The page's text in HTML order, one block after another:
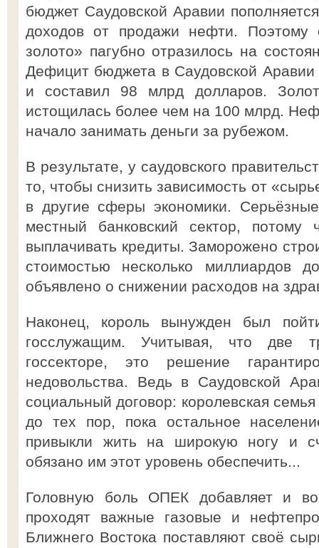
бюджет Саудовской Аравии
доходов от продажи нефти. Поэтому
золото» пагубно отразилось на
Дефицит бюджета в Саудовской Аравии
и составил 98 млрд долларов.
истощилась более чем на 100 млрд.
начало занимать деньги за рубежом.
В результате, у саудовского
то, чтобы снизить зависимость от
в другие сферы экономики.
местный банковский сектор,
выплачивать кредиты. Заморожено
стоимостью несколько миллиардов
объявлено о снижении расходов на
Наконец, король вынужден был
госслужащим. Учитывая, что две
госсекторе, это решение
недовольства. Ведь в Саудовской
социальный договор: королевская
до тех пор, пока остальное
привыкли жить на широкую ногу и
обязано им этот уровень обеспечить...
Головную боль ОПЕК добавляет и
проходят важные газовые и
Ближнего Востока поставляют своё